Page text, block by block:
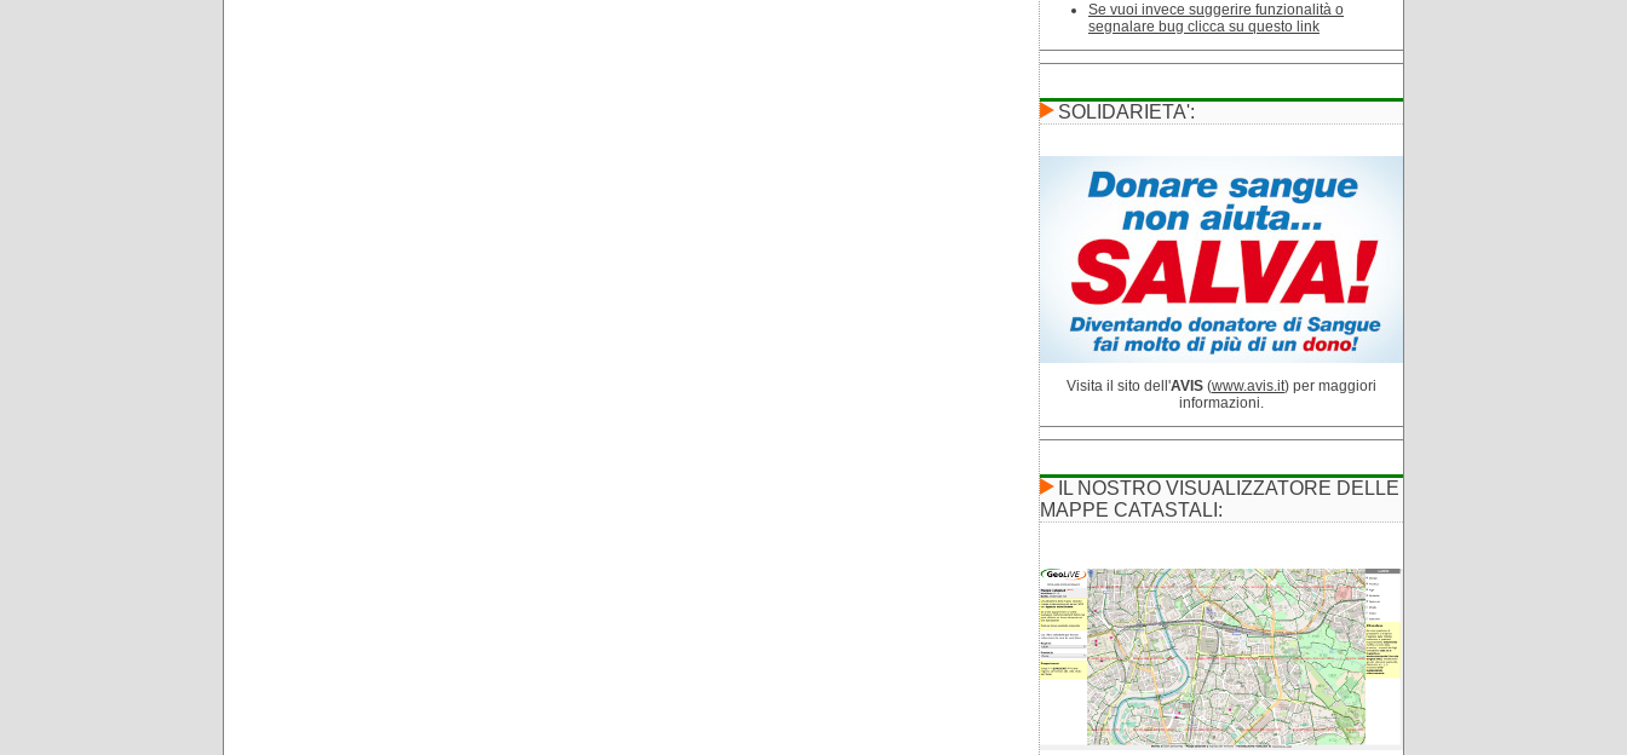
Se vuoi invece suggerire funzionalità o
segnalare bug clicca su questo link
SOLIDARIETA':
Visita il sito dell'AVIS (www.avis.it) per maggiori
informazioni.
IL NOSTRO VISUALIZZATORE DELLE
MAPPE CATASTALI: